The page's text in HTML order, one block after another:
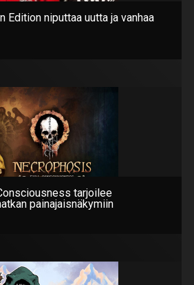
Edition niputtaa uutta ja vanhaa
tarjoilee
painajaisnäkymiin